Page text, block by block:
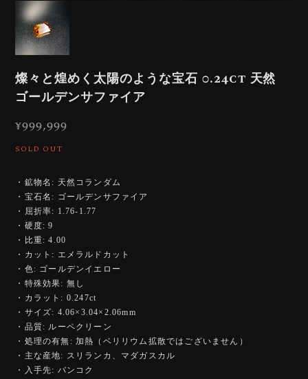
燦々と煌めく太陽のような宝石 0.24ct 天然
ゴールデンサファイア
¥999,999
SOLD OUT
・鉱物名: 天然コランダム
・宝石名: ゴールデンサファイア
・屈折率: 1.76-1.77
・硬度: 9
・比重: 4.00
・カット: エメラルドカット
・色: ゴールデンイエロー
・特殊効果: 無し
・カラット: 0.247ct
・サイズ: 4.06×3.04×2.06mm
・品質: ルーペクリーン
・処理の有無: 加熱（ベリリウム拡散ではございません）
・主な産地: スリランカ、マダガスカル
・入手先: バンコク